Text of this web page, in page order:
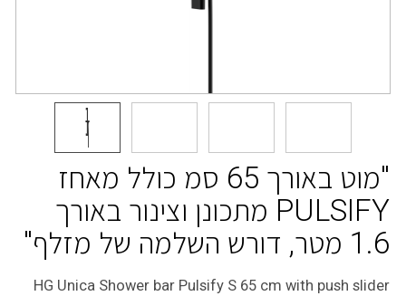
"מוט באורך 65 סמ כולל מאחז
PULSIFY מתכונן וצינור באורך
1.6 מטר, דורש השלמה של מזלף"
HG Unica Shower bar Pulsify S 65 cm with push slider